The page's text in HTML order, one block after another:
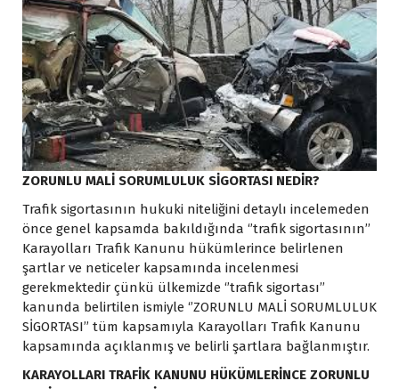
ZORUNLU MALİ SORUMLULUK SİGORTASI NEDİR?
Trafik sigortasının hukuki niteliğini detaylı incelemeden
önce genel kapsamda bakıldığında ‘’trafik sigortasının’’
Karayolları Trafik Kanunu hükümlerince belirlenen
şartlar ve neticeler kapsamında incelenmesi
gerekmektedir çünkü ülkemizde ‘’trafik sigortası’’
kanunda belirtilen ismiyle ‘’ZORUNLU MALİ SORUMLULUK
SİGORTASI’’ tüm kapsamıyla Karayolları Trafik Kanunu
kapsamında açıklanmış ve belirli şartlara bağlanmıştır.
KARAYOLLARI TRAFİK KANUNU HÜKÜMLERİNCE ZORUNLU